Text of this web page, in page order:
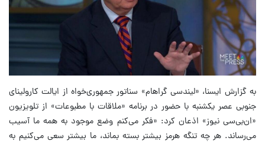
به گزارش ایسنا، «لیندسی گراهام» سناتور جمهوری‌خواه از ایالت کارولینای
جنوبی عصر یکشنبه با حضور در برنامه «ملاقات با مطبوعات» از تلویزیون
«ان‌بی‌سی نیوز» اذعان کرد: «فکر می‌کنم وضع موجود به همه ما آسیب
می‌رساند. هر چه تنگه هرمز بیشتر بسته بماند، ما بیشتر سعی می‌کنیم به